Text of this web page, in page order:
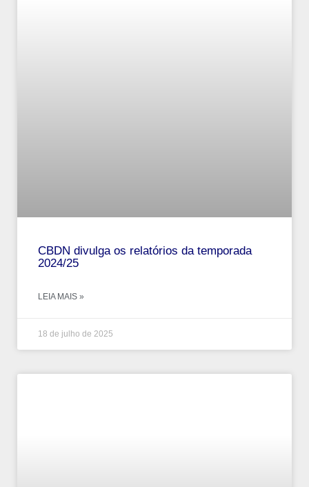
CBDN divulga os relatórios da temporada
2024/25
LEIA MAIS »
18 de julho de 2025